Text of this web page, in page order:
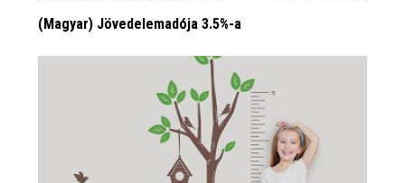
(Magyar) Jövedelemadója 3.5%-a